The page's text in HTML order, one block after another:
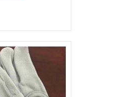
Chịu Lực
11
Decal Phản Quang
11